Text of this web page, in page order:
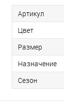
Артикул
Цвет
Размер
Назначение
Сезон